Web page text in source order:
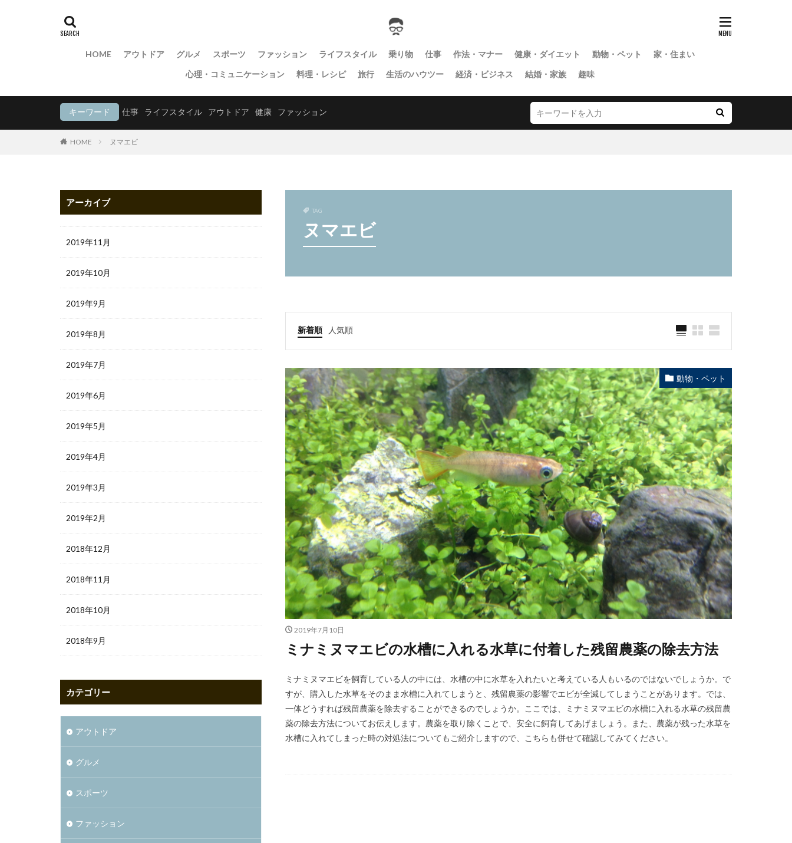
HOME アウトドア グルメ スポーツ ファッション ライフスタイル 乗り物 仕事 作法・マナー 健康・ダイエット 動物・ペット
家・住まい
心理・コミュニケーション
料理・レシピ 旅行 生活のハウツー 経済・ビジネス 結婚・家族 趣味
キーワード 仕事 ライフスタイル アウトドア 健康 ファッション
HOME ヌマエビ
TAG
ヌマエビ
新着順 人気順
動物・ペット
2019年7月10日
ミナミヌマエビの水槽に入れる水草に付着した残留農薬の除去方法
ミナミヌマエビを飼育している人の中には、水槽の中に水草を入れたいと考えている人もいるのではないでしょうか。で
すが、購入した水草をそのまま水槽に入れてしまうと、残留農薬の影響でエビが全滅してしまうことがあります。では、
一体どうすれば残留農薬を除去することができるのでしょうか。ここでは、ミナミヌマエビの水槽に入れる水草の残留農
薬の除去方法についてお伝えします。農薬を取り除くことで、安全に飼育してあげましょう。また、農薬が残った水草を
水槽に入れてしまった時の対処法についてもご紹介しますので、こちらも併せて確認してみてください。
アーカイブ
2019年11月
2019年10月
2019年9月
2019年8月
2019年7月
2019年6月
2019年5月
2019年4月
2019年3月
2019年2月
2018年12月
2018年11月
2018年10月
2018年9月
カテゴリー
アウトドア
グルメ
スポーツ
ファッション